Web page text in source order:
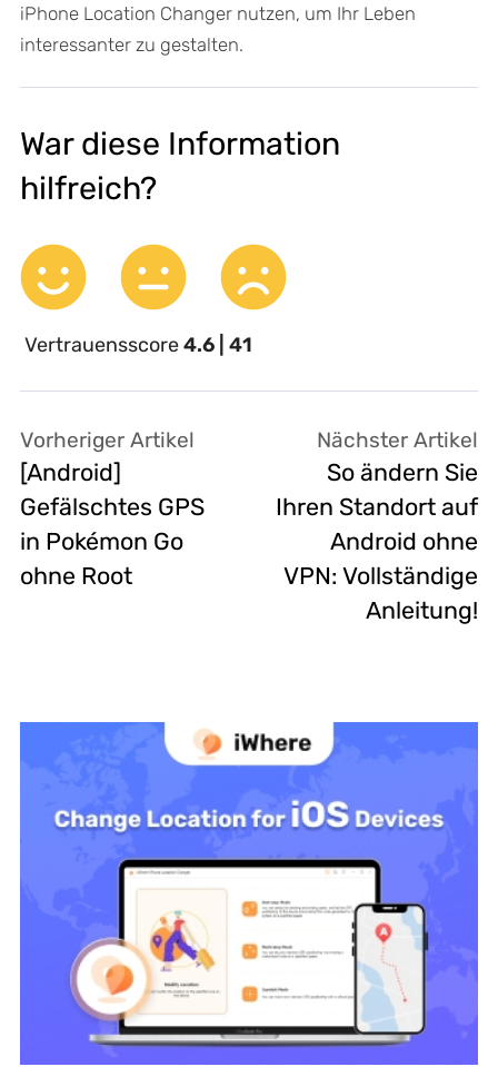
iPhone Location Changer nutzen, um Ihr Leben
interessanter zu gestalten.
War diese Information
hilfreich?
Vertrauensscore4.6 | 41
Vorheriger Artikel
[Android]
Gefälschtes GPS
in Pokémon Go
ohne Root
Nächster Artikel
So ändern Sie
Ihren Standort auf
Android ohne
VPN: Vollständige
Anleitung!